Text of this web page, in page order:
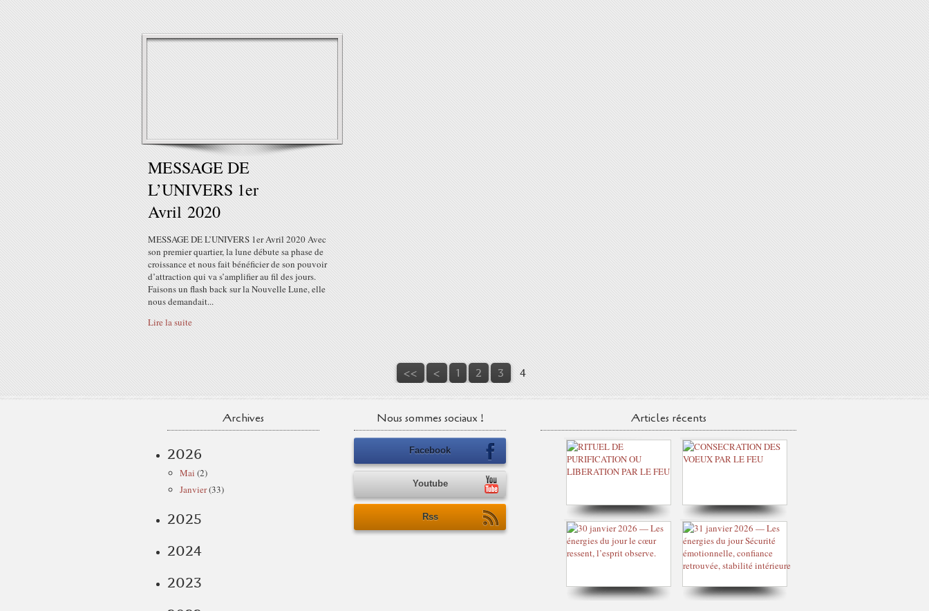
MESSAGE DE
L’UNIVERS 1er
Avril 2020
MESSAGE DE L’UNIVERS 1er Avril 2020 Avec
son premier quartier, la lune débute sa phase de
croissance et nous fait bénéficier de son pouvoir
d’attraction qui va s’amplifier au fil des jours.
Faisons un flash back sur la Nouvelle Lune, elle
nous demandait...
Lire la suite
<< < 1 2 3 4
Archives
2026
Mai (2)
Janvier(33)
2025
2024
2023
Nous sommes sociaux !
Facebook
Youtube
Rss
Articles récents